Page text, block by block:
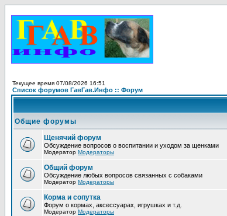
Текущее время 07/08/2026 16:51
Список форумов ГавГав.Инфо :: Форум
Общие форумы
Щенячий форум
Обсуждение вопросов о воспитании и уходом за щенками
Модератор Модераторы
Общий форум
Обсуждение любых вопросов связанных с собаками
Модератор Модераторы
Корма и сопутка
Форум о кормах, аксессуарах, игрушках и т.д.
Модератор Модераторы